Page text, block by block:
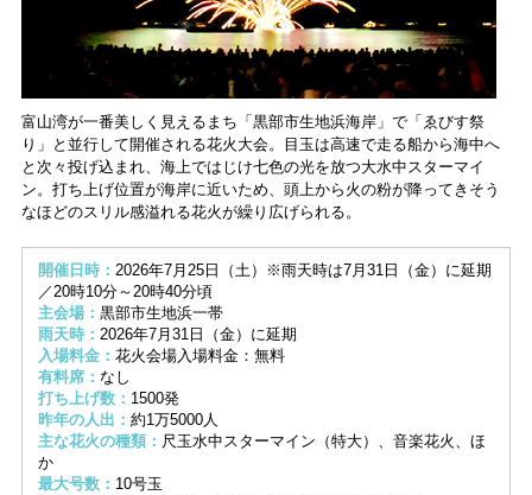
富山湾が一番美しく見えるまち「黒部市生地浜海岸」で「ゑびす祭
り」と並行して開催される花火大会。目玉は高速で走る船から海中へ
と次々投げ込まれ、海上ではじけ七色の光を放つ大水中スターマイ
ン。打ち上げ位置が海岸に近いため、頭上から火の粉が降ってきそう
なほどのスリル感溢れる花火が繰り広げられる。
開催日時： 2026年7月25日（土）※雨天時は7月31日（金）に延期
／20時10分～20時40分頃
主会場： 黒部市生地浜一帯
雨天時： 2026年7月31日（金）に延期
入場料金： 花火会場入場料金：無料
有料席： なし
打ち上げ数： 1500発
昨年の人出： 約1万5000人
主な花火の種類： 尺玉水中スターマイン（特大）、音楽花火、ほ
か
最大号数： 10号玉